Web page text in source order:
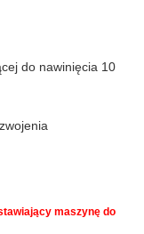
do nawinięcia 10
maszynę do